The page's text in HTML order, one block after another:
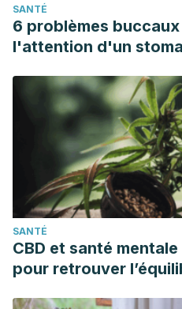
SANTÉ
6 problèmes
l'attention d'un
SANTÉ
CBD et santé
pour retrouver